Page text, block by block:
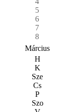
5
6
7
8
Március
H
K
Sze
Cs
P
Szo